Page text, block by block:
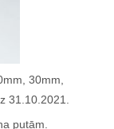
30mm,
31.10.2021.
putām.